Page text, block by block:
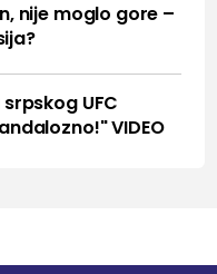
nije moglo gore –
UFC
VIDEO